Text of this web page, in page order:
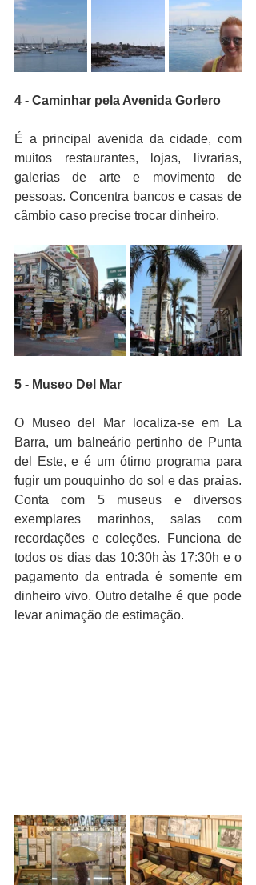
4 - Caminhar pela Avenida Gorlero
É a principal avenida da cidade, com
muitos restaurantes, lojas, livrarias,
galerias de arte e movimento de
pessoas. Concentra bancos e casas de
câmbio caso precise trocar dinheiro.
5 - Museo Del Mar
O Museo del Mar localiza-se em La
Barra, um balneário pertinho de Punta
del Este, e é um ótimo programa para
fugir um pouquinho do sol e das praias.
Conta com 5 museus e diversos
exemplares marinhos, salas com
recordações e coleções. Funciona de
todos os dias das 10:30h às 17:30h e o
pagamento da entrada é somente em
dinheiro vivo. Outro detalhe é que pode
levar animação de estimação.